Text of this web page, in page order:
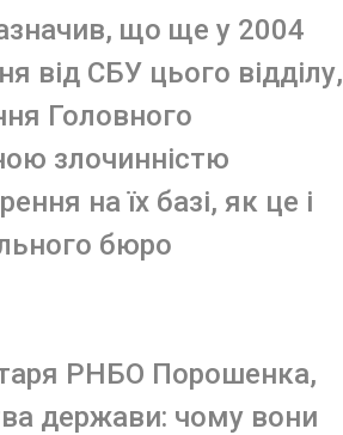
що ще у 2004
від СБУ цього відділу,
Головного
злочинністю
на їх базі, як це і
бюро
РНБО Порошенка,
держави: чому вони